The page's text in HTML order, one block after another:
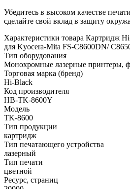
Убедитесь в высоком качестве
сделайте свой вклад в защиту
Характеристики товара Картридж
для Kyocera-Mita FS-C8600DN/
Тип оборудования
Монохромные лазерные
Торговая марка (бренд)
Hi-Black
Код производителя
HB-TK-8600Y
Модель
TK-8600
Тип продукции
картридж
Тип печатающего устройства
лазерный
Тип печати
цветной
Ресурс, страниц